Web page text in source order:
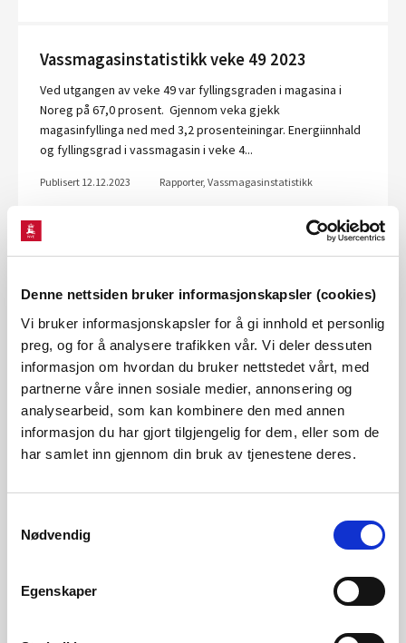
Denne nettsiden bruker informasjonskapsler (cookies)
Vi bruker informasjonskapsler for å gi innhold et personlig
preg, og for å analysere trafikken vår. Vi deler dessuten
informasjon om hvordan du bruker nettstedet vårt, med
partnerne våre innen sosiale medier, annonsering og
analysearbeid, som kan kombinere den med annen
informasjon du har gjort tilgjengelig for dem, eller som de
har samlet inn gjennom din bruk av tjenestene deres.
Nødvendig
Egenskaper
Vassmagasinstatistikk veke 49 2023
Ved utgangen av veke 49 var fyllingsgraden i magasina i
Noreg på 67,0 prosent. Gjennom veka gjekk
magasinfyllinga ned med 3,2 prosenteiningar. Energiinnhald
og fyllingsgrad i vassmagasin i veke 4...
Publisert 12.12.2023 Rapporter, Vassmagasinstatistikk
Noreg på 70,3 prosent. Gjennom veka gjekk
magasinfyllinga ned med 3,5 prosenteiningar. Energiinnhald
og fyllingsgrad i vassmagasin i veke 4...
Publisert 05.12.2023 Rapporter, Vassmagasinstatistikk
Vassmagasinstatistikk veke 47 2023
Noreg på 73,9 prosent. Gjennom veka gjekk
og fyllingsgrad i vassmagasin i veke 4...